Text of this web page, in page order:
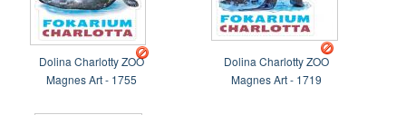
Dolina Charlotty ZOO
Magnes Art - 1755
Dolina Charlotty ZOO
Magnes Art - 1719